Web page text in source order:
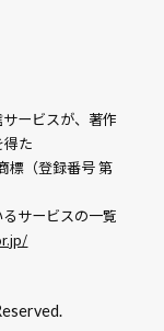
ービスが、著作
た
標（登録番号 第
サービスの一覧